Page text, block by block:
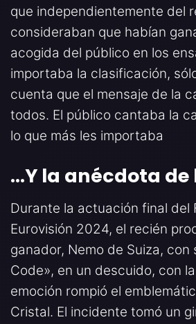
que independientemente del
consideraban que habían
acogida del público en los
importaba la clasificación,
cuenta que el mensaje de la
todos. El público cantaba la
lo que más les importaba
…Y la anécdota de
Durante la actuación final del
Eurovisión 2024, el recién
ganador, Nemo de Suiza, con
Code», en un descuido, con
emoción rompió el
Cristal. El incidente tomó un